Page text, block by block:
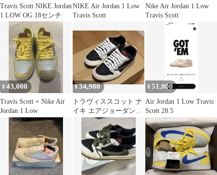
Travis Scott NIKE Jordan
1 LOW OG 18センチ
NIKE Air Jordan 1 Low
Travis Scott
Nike Air Jordan 1 Low
Travis Scott
¥43,000
Travis Scott × Nike Air
Jordan 1 Low
¥34,980
トラヴィススコット ナ
イキ エアジョーダン1
ミディアム オリーブ
¥51,000
Air Jordan 1 Low Travis
Scott 28.5